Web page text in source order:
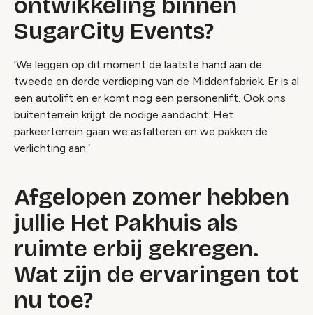
SugarCity Events?
‘We leggen op dit moment de laatste hand aan de
tweede en derde verdieping van de Middenfabriek. Er is al
een autolift en er komt nog een personenlift. Ook ons
buitenterrein krijgt de nodige aandacht. Het
parkeerterrein gaan we asfalteren en we pakken de
verlichting aan.’
Afgelopen zomer hebben
jullie Het Pakhuis als
ruimte erbij gekregen.
Wat zijn de ervaringen tot
nu toe?